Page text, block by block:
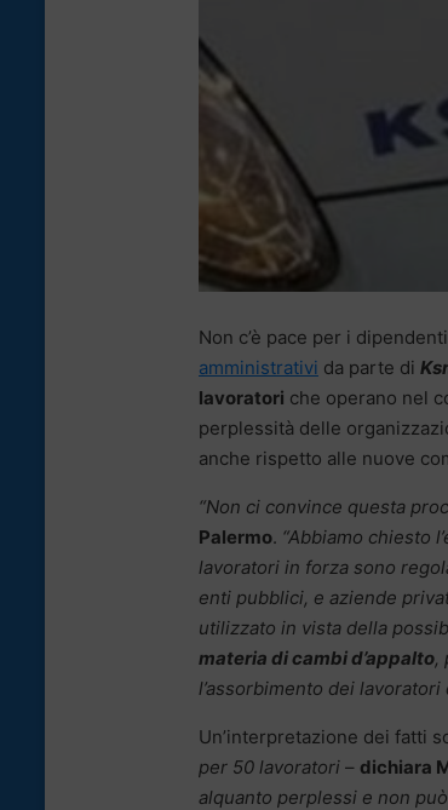
Non c’è pace per i
amministrativi da parte di
lavoratori che operano nel
perplessità delle
anche rispetto alle nuove
“Non ci convince questa
Palermo. “Abbiamo chiesto
lavoratori in forza sono
enti pubblici, e aziende
utilizzato in vista della
materia di cambi d’appalto,
l’assorbimento dei lavoratori
Un’interpretazione dei fatti
per 50 lavoratori – dichiara
alquanto perplessi e non